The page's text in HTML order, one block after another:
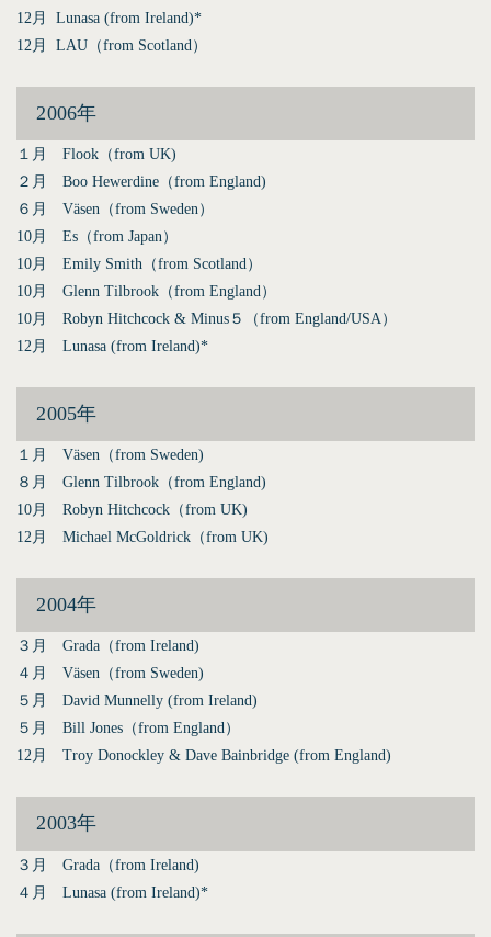
12月 Lunasa (from Ireland)*
12月 LAU（from Scotland）
2006年
１月 Flook（from UK)
２月 Boo Hewerdine（from England)
６月 Väsen（from Sweden）
10月 Es（from Japan）
10月 Emily Smith（from Scotland）
10月 Glenn Tilbrook（from England）
10月 Robyn Hitchcock & Minus５（from England/USA）
12月 Lunasa (from Ireland)*
2005年
１月 Väsen（from Sweden)
８月 Glenn Tilbrook（from England)
10月 Robyn Hitchcock（from UK)
12月 Michael McGoldrick（from UK)
2004年
３月 Grada（from Ireland)
４月 Väsen（from Sweden)
５月 David Munnelly (from Ireland)
５月 Bill Jones（from England）
12月 Troy Donockley & Dave Bainbridge (from England)
2003年
３月 Grada（from Ireland)
４月 Lunasa (from Ireland)*